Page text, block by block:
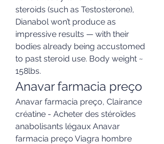
steroids (such as Testosterone),
Dianabol won’t produce as
impressive results — with their
bodies already being accustomed
to past steroid use. Body weight ~
158lbs.
Anavar farmacia preço
Anavar farmacia preço, Clairance
créatine - Acheter des stéroïdes
anabolisants légaux Anavar
farmacia preço Viagra hombre